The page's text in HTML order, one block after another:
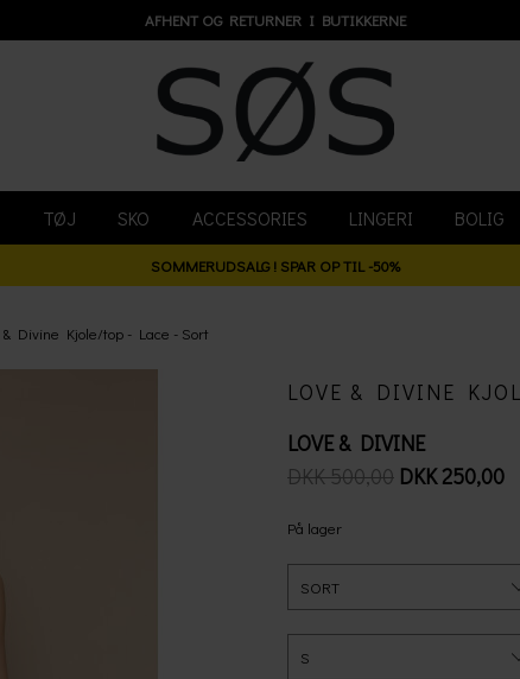
AFHENT OG RETURNER I BUTIKKERNE
TØJ SKO ACCESSORIES LINGERI BOLIG
SOMMERUDSALG ! SPAR OP TIL -50%
& Divine Kjole/top - Lace - Sort
LOVE & DIVINE
LOVE & DIVINE
DKK 500,00 DKK 250,00
På lager